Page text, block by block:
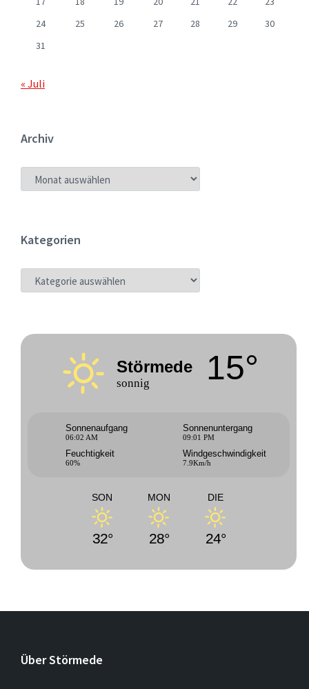
24
25 26 27 28 29
30
31
« Juli
Archiv
ARCHIV
Kategorien
KATEGORIEN
Störmede
sonnig 15°
Sonnenaufgang
06:02 AM
Sonnenuntergang
09:01 PM
Feuchtigkeit
60%
Windgeschwindigkeit
7.9Km/h
SON
32°
MON
28°
DIE
24°
Über Störmede